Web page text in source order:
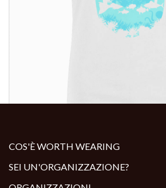
COS'È WORTH WEARING
SEI UN'ORGANIZZAZIONE?